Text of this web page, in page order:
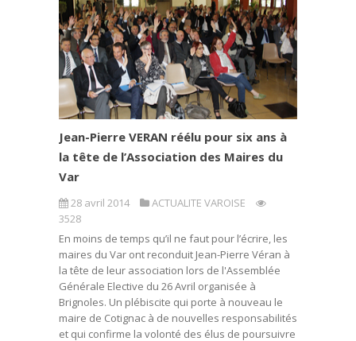
Jean-Pierre VERAN réélu pour six ans à
la tête de l’Association des Maires du
Var
28 avril 2014
ACTUALITE VAROISE
3528
En moins de temps qu’il ne faut pour l’écrire, les
maires du Var ont reconduit Jean-Pierre Véran à
la tête de leur association lors de l'Assemblée
Générale Elective du 26 Avril organisée à
Brignoles. Un plébiscite qui porte à nouveau le
maire de Cotignac à de nouvelles responsabilités
et qui confirme la volonté des élus de poursuivre